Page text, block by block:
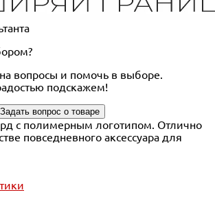
на вопросы и помочь в выборе.
подскажем!
Задать вопрос о товаре
с полимерным логотипом. Отлично
повседневного аксессуара для